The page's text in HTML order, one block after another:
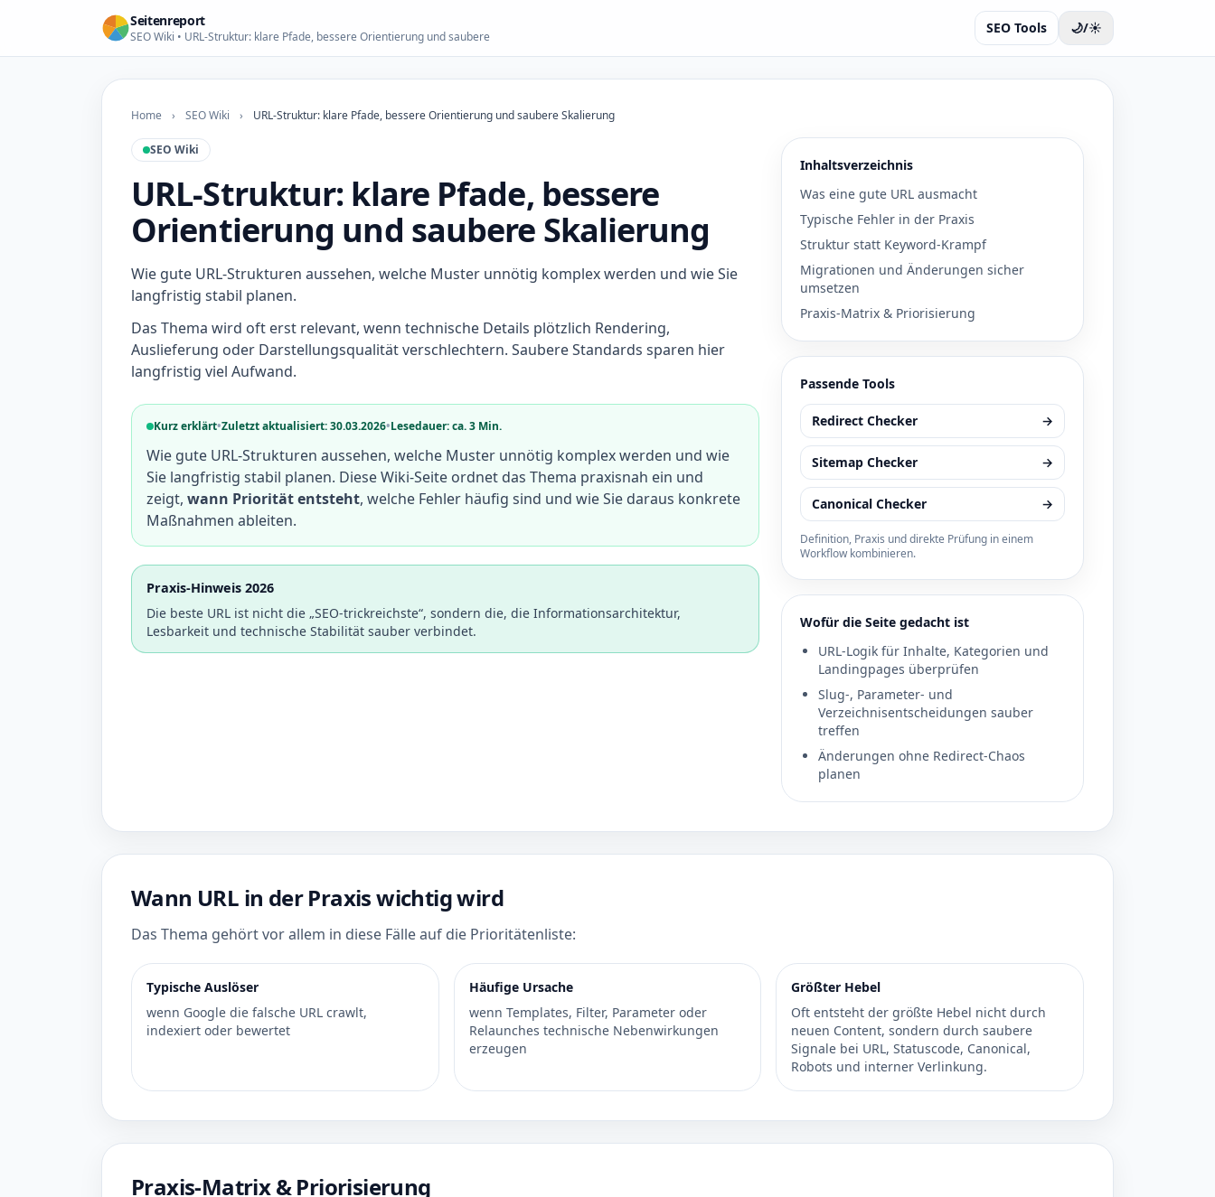
Seitenreport
SEO Wiki • URL-Struktur: klare Pfade, bessere Orientierung und saubere
SEO Tools 🌙/☀️
Home › SEO Wiki › URL-Struktur: klare Pfade, bessere Orientierung und saubere Skalierung
SEO Wiki
URL-Struktur: klare Pfade, bessere
Orientierung und saubere Skalierung
Wie gute URL-Strukturen aussehen, welche Muster unnötig komplex werden und wie Sie
langfristig stabil planen.
Das Thema wird oft erst relevant, wenn technische Details plötzlich Rendering,
Auslieferung oder Darstellungsqualität verschlechtern. Saubere Standards sparen hier
langfristig viel Aufwand.
Kurz erklärt•Zuletzt aktualisiert: 30.03.2026•Lesedauer: ca. 3 Min.
Wie gute URL-Strukturen aussehen, welche Muster unnötig komplex werden und wie
Sie langfristig stabil planen. Diese Wiki-Seite ordnet das Thema praxisnah ein und
zeigt, wann Priorität entsteht, welche Fehler häufig sind und wie Sie daraus konkrete
Maßnahmen ableiten.
Praxis-Hinweis 2026
Die beste URL ist nicht die „SEO-trickreichste“, sondern die, die Informationsarchitektur,
Lesbarkeit und technische Stabilität sauber verbindet.
Inhaltsverzeichnis
Was eine gute URL ausmacht
Typische Fehler in der Praxis
Struktur statt Keyword-Krampf
Migrationen und Änderungen sicher
umsetzen
Praxis-Matrix & Priorisierung
Passende Tools
Redirect Checker →
Sitemap Checker →
Canonical Checker →
Definition, Praxis und direkte Prüfung in einem
Workflow kombinieren.
Wofür die Seite gedacht ist
URL-Logik für Inhalte, Kategorien und
Landingpages überprüfen
Slug-, Parameter- und
Verzeichnisentscheidungen sauber
treffen
Änderungen ohne Redirect-Chaos
planen
Wann URL in der Praxis wichtig wird
Das Thema gehört vor allem in diese Fälle auf die Prioritätenliste:
Typische Auslöser
wenn Google die falsche URL crawlt,
indexiert oder bewertet
Häufige Ursache
wenn Templates, Filter, Parameter oder
Relaunches technische Nebenwirkungen
erzeugen
Größter Hebel
Oft entsteht der größte Hebel nicht durch
neuen Content, sondern durch saubere
Signale bei URL, Statuscode, Canonical,
Robots und interner Verlinkung.
Praxis-Matrix & Priorisierung